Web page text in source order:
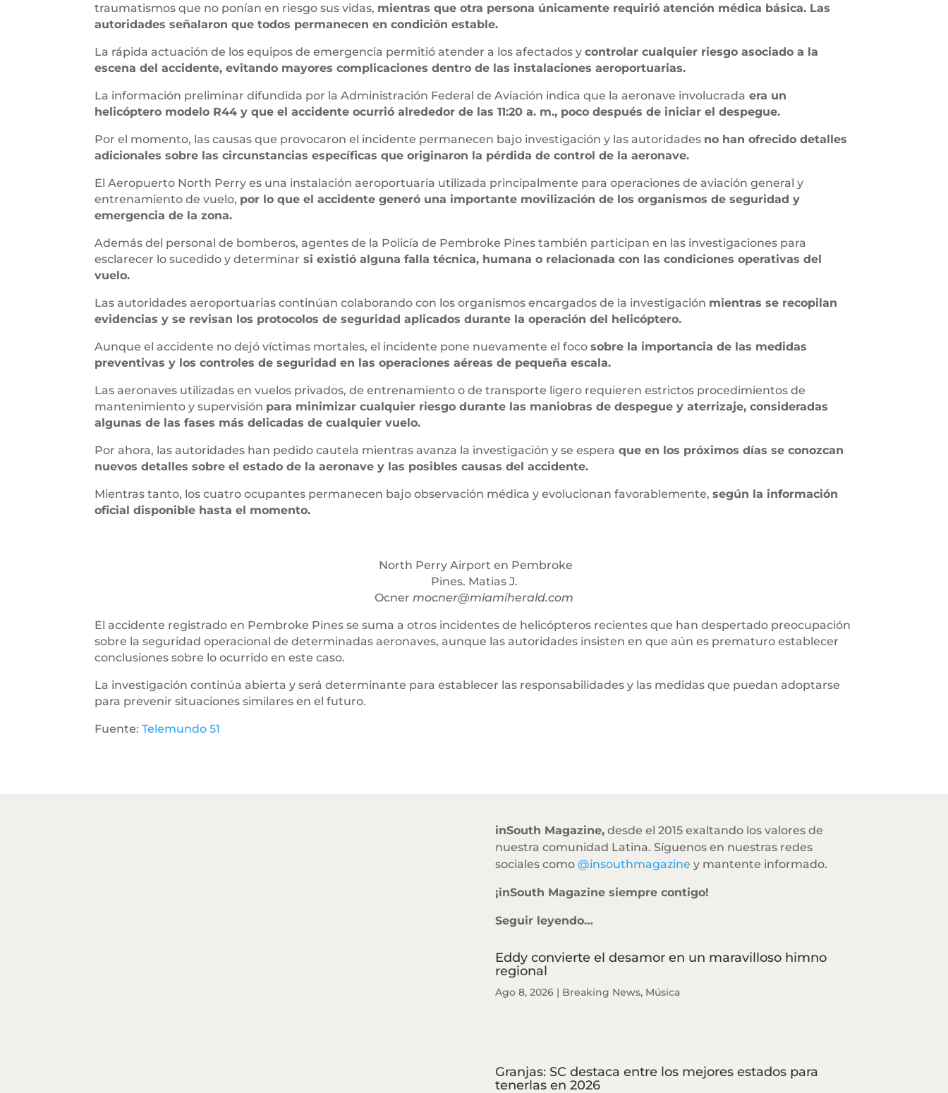
traumatismos que no ponían en riesgo sus vidas, mientras que otra persona únicamente requirió atención médica básica. Las
autoridades señalaron que todos permanecen en condición estable.
La rápida actuación de los equipos de emergencia permitió atender a los afectados ycontrolar cualquier riesgo asociado a la
escena del accidente, evitando mayores complicaciones dentro de las instalaciones aeroportuarias.
La información preliminar difundida por la Administración Federal de Aviación indica que la aeronave involucrada era un
helicóptero modelo R44 y que el accidente ocurrió alrededor de las 11:20 a. m., poco después de iniciar el despegue.
Por el momento, las causas que provocaron el incidente permanecen bajo investigación y las autoridades no han ofrecido detalles
adicionales sobre las circunstancias específicas que originaron la pérdida de control de la aeronave.
El Aeropuerto North Perry es una instalación aeroportuaria utilizada principalmente para operaciones de aviación general y
entrenamiento de vuelo, por lo que el accidente generó una importante movilización de los organismos de seguridad y
emergencia de la zona.
Además del personal de bomberos, agentes de la Policía de Pembroke Pines también participan en las investigaciones para
esclarecer lo sucedido y determinar si existió alguna falla técnica, humana o relacionada con las condiciones operativas del
vuelo.
Las autoridades aeroportuarias continúan colaborando con los organismos encargados de la investigación mientras se recopilan
evidencias y se revisan los protocolos de seguridad aplicados durante la operación del helicóptero.
Aunque el accidente no dejó víctimas mortales, el incidente pone nuevamente el focosobre la importancia de las medidas
preventivas y los controles de seguridad en las operaciones aéreas de pequeña escala.
Las aeronaves utilizadas en vuelos privados, de entrenamiento o de transporte ligero requieren estrictos procedimientos de
mantenimiento y supervisión para minimizar cualquier riesgo durante las maniobras de despegue y aterrizaje, consideradas
algunas de las fases más delicadas de cualquier vuelo.
Por ahora, las autoridades han pedido cautela mientras avanza la investigación y se espera que en los próximos días se conozcan
nuevos detalles sobre el estado de la aeronave y las posibles causas del accidente.
Mientras tanto, los cuatro ocupantes permanecen bajo observación médica y evolucionan favorablemente,según la información
oficial disponible hasta el momento.
North Perry Airport en Pembroke
Pines. Matias J.
Ocner mocner@miamiherald.com
El accidente registrado en Pembroke Pines se suma a otros incidentes de helicópteros recientes que han despertado preocupación
sobre la seguridad operacional de determinadas aeronaves, aunque las autoridades insisten en que aún es prematuro establecer
conclusiones sobre lo ocurrido en este caso.
La investigación continúa abierta y será determinante para establecer las responsabilidades y las medidas que puedan adoptarse
para prevenir situaciones similares en el futuro.
Fuente:Telemundo 51
inSouth Magazine,desde el 2015 exaltando los valores de
nuestra comunidad Latina. Síguenos en nuestras redes
sociales como @insouthmagazine y mantente informado.
¡inSouth Magazine siempre contigo!
Seguir leyendo…
Eddy convierte el desamor en un maravilloso himno
regional
Ago 8, 2026| Breaking News, Música
Granjas: SC destaca entre los mejores estados para
tenerlas en 2026